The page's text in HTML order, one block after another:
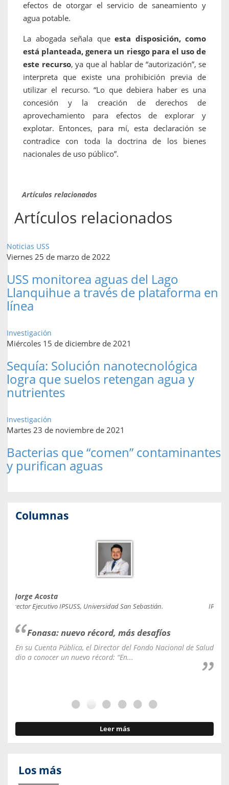
efectos de otorgar el servicio de saneamiento y
agua potable.
La abogada señala que esta disposición, como
está planteada, genera un riesgo para el uso de
este recurso, ya que al hablar de “autorización”, se
interpreta que existe una prohibición previa de
utilizar el recurso. “Lo que debiera haber es una
concesión y la creación de derechos de
aprovechamiento para efectos de explorar y
explotar. Entonces, para mí, esta declaración se
contradice con toda la doctrina de los bienes
nacionales de uso público”.
Artículos relacionados
Artículos relacionados
Noticias USS
Viernes 25 de marzo de 2022
USS monitorea aguas del Lago
Llanquihue a través de plataforma en
línea
Investigación
Miércoles 15 de diciembre de 2021
Sequía: Solución nanotecnológica
logra que suelos retengan agua y
nutrientes
Investigación
Martes 23 de noviembre de 2021
Bacterias que “comen” contaminantes
y purifican aguas
Columnas
Jorge Acosta
Director Ejecutivo IPSUSS, Universidad San Sebastián.
Fonasa: nuevo récord, más desafíos
En su Cuenta Pública, el Director del Fondo Nacional de Salud
dio a conocer un nuevo récord: “En...
Leer más
Los más